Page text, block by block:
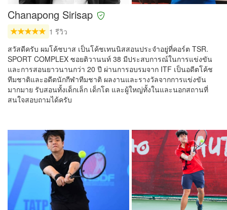
Chanapong Sirisap
1 รีวิว
สวัสดีครับ ผมโค้ชบาส เป็นโค้ชเทนนิสสอนประจำอยู่ที่คอร์ต TSR.
SPORT COMPLEX ซอยติวานนท์ 38 มีประสบการณ์ในการแข่งขัน
และการสอนยาวนานกว่า 20 ปี ผ่านการอบรมจาก ITF เป็นอดีตโค้ช
ทีมชาติและอดีตนักกีฬาทีมชาติ ผลงานและรางวัลจากการแข่งขัน
มากมาย รับสอนทั้งเด็กเล็ก เด็กโต และผู้ใหญ่ทั้งในและนอกสถานที่
สนใจสอบถามได้ครับ